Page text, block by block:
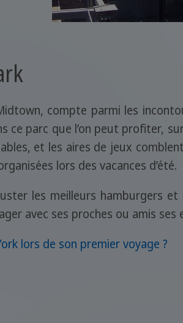
compte parmi les
ce parc que l’on peut profiter,
et les aires de jeux
lors des vacances d’été.
les meilleurs hamburgers et
avec ses proches ou amis ses
lors de son premier voyage ?